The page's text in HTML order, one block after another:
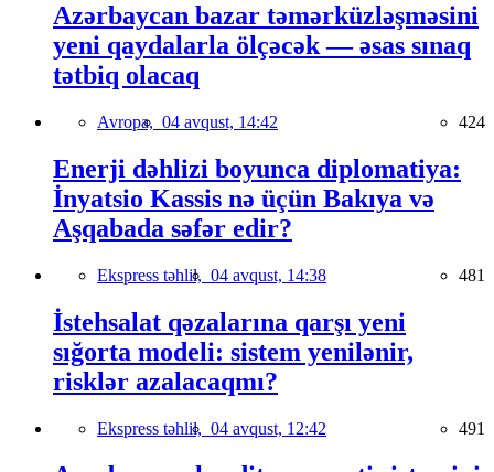
Azərbaycan bazar təmərküzləşməsini
yeni qaydalarla ölçəcək — əsas sınaq
tətbiq olacaq
Avropa, 04 avqust, 14:42 424
Enerji dəhlizi boyunca diplomatiya:
İnyatsio Kassis nə üçün Bakıya və
Aşqabada səfər edir?
Ekspress təhlil, 04 avqust, 14:38 481
İstehsalat qəzalarına qarşı yeni
sığorta modeli: sistem yenilənir,
risklər azalacaqmı?
Ekspress təhlil, 04 avqust, 12:42 491